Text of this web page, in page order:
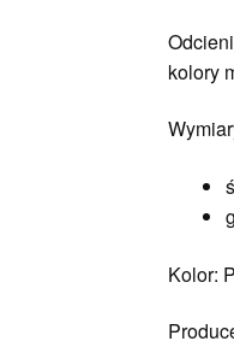
kolory
Kolor: